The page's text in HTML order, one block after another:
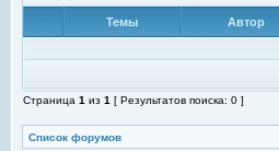
Темы Автор
Страница 1 из 1 [ Результатов поиска: 0 ]
Список форумов